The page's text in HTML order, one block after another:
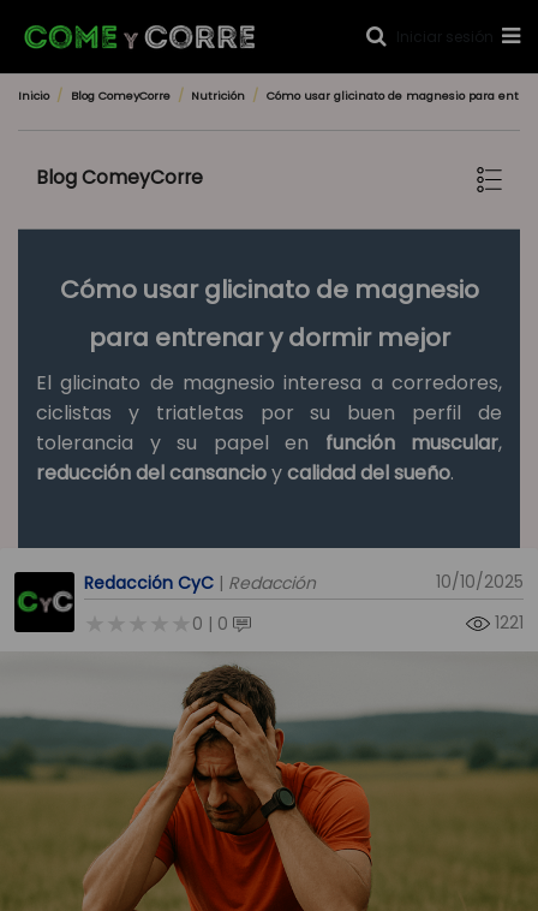
Iniciar sesión
Inicio Blog ComeyCorre Nutrición Cómo usar glicinato de magnesio para
Blog ComeyCorre
Cómo usar glicinato de magnesio
para entrenar y dormir mejor
El glicinato de magnesio interesa a corredores,
ciclistas y triatletas por su buen perfil de
tolerancia y su papel en función muscular,
reducción del cansancioycalidad del sueño.
Redacción CyC | Redacción
10/10/2025
0 | 0 1221